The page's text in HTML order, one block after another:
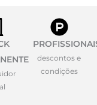
descontos e
condições